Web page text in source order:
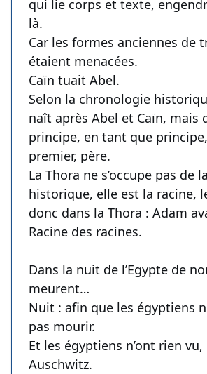
qui lie corps et texte,
là.
Car les formes anciennes de
étaient menacées.
Caïn tuait Abel.
Selon la chronologie
naît après Abel et Caïn, mais
principe, en tant que
premier, père.
La Thora ne s’occupe pas de
historique, elle est la racine,
donc dans la Thora : Adam
Racine des racines.
Dans la nuit de l’Egypte de
meurent…
Nuit : afin que les égyptiens
pas mourir.
Et les égyptiens n’ont rien
Auschwitz.